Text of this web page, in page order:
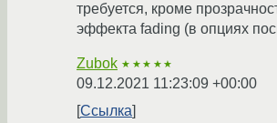
требуется, кроме
эффекта fading (в опциях
Zubok ★★★★★
09.12.2021 11:23:09 +00:00
Ссылка